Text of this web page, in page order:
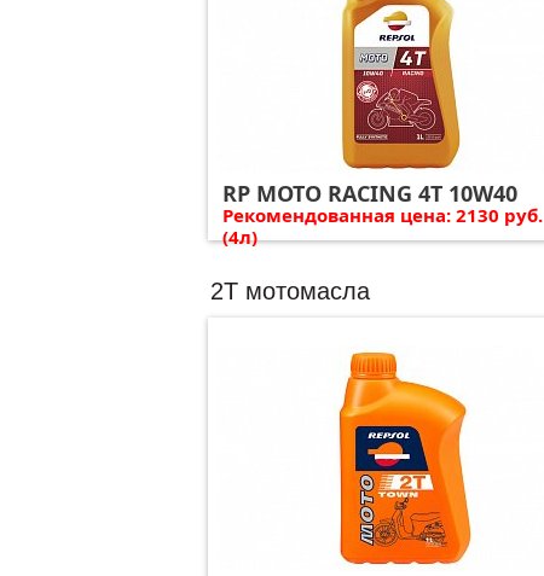
RP MOTO RACING 4T 10W40
Рекомендованная цена: 2130 руб.
(4л)
2Т мотомасла